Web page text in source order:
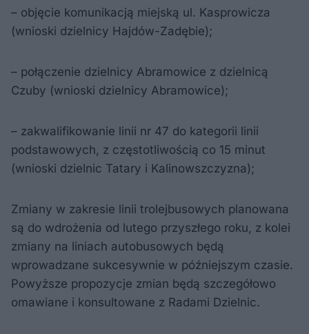
– objęcie komunikacją miejską ul. Kasprowicza
(wnioski dzielnicy Hajdów-Zadębie);
– połączenie dzielnicy Abramowice z dzielnicą
Czuby (wnioski dzielnicy Abramowice);
– zakwalifikowanie linii nr 47 do kategorii linii
podstawowych, z częstotliwością co 15 minut
(wnioski dzielnic Tatary i Kalinowszczyzna);
Zmiany w zakresie linii trolejbusowych planowana
są do wdrożenia od lutego przyszłego roku, z kolei
zmiany na liniach autobusowych będą
wprowadzane sukcesywnie w późniejszym czasie.
Powyższe propozycje zmian będą szczegółowo
omawiane i konsultowane z Radami Dzielnic.